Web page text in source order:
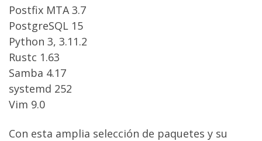
Postfix MTA 3.7
PostgreSQL 15
Python 3, 3.11.2
Rustc 1.63
Samba 4.17
systemd 252
Vim 9.0
Con esta amplia selección de paquetes y su